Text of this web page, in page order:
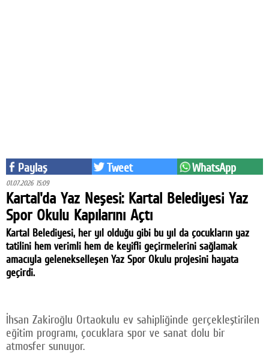
Kültür-sanat
Sağlık
Yazarlar
Künye
Facebook
Twitter
Paylaş Tweet WhatsApp
01.07.2026 15:09
Kartal'da Yaz Neşesi: Kartal Belediyesi Yaz
Spor Okulu Kapılarını Açtı
Kartal Belediyesi, her yıl olduğu gibi bu yıl da çocukların yaz
tatilini hem verimli hem de keyifli geçirmelerini sağlamak
amacıyla gelenekselleşen Yaz Spor Okulu projesini hayata
geçirdi.
İhsan Zakiroğlu Ortaokulu ev sahipliğinde gerçekleştirilen
eğitim programı, çocuklara spor ve sanat dolu bir
atmosfer sunuyor.